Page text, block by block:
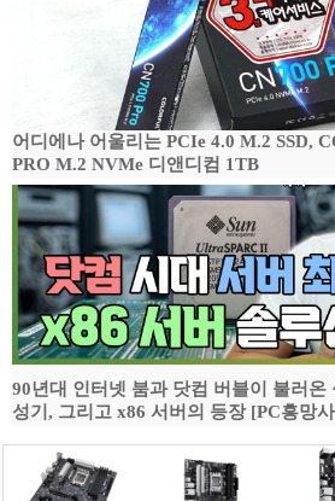
어디에나 어울리는 PCIe 4.0 M.2 SSD,
PRO M.2 NVMe 디앤디컴 1TB
90년대 인터넷 붐과 닷컴 버블이 불러온
성기, 그리고 x86 서버의 등장 [PC흥망